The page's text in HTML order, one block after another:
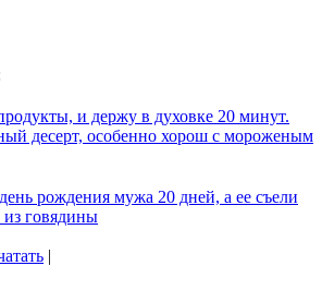
и держу в духовке 20 минут.
десерт, особенно хорош с мороженым
рождения мужа 20 дней, а ее съели
из говядины
|